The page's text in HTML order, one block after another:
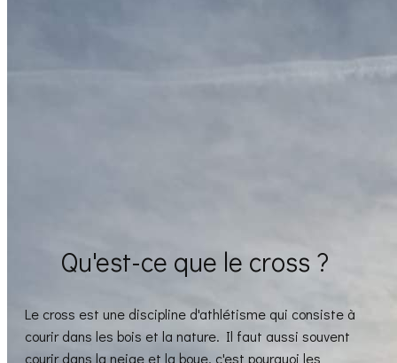
Qu'est-ce que le cross ?
Le cross est une discipline d'athlétisme qui consiste à
courir dans les bois et la nature. Il faut aussi souvent
courir dans la neige et la boue, c'est pourquoi les